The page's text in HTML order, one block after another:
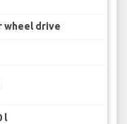
wheel drive
l